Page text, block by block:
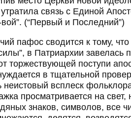
связь с Единой
(“Первый и Последний”)
пафос сводится к тому,
в Патриархии завелась
торжествующей поступи
в тщательной
всплеск
просматривается на свет,
знаков, символов, все